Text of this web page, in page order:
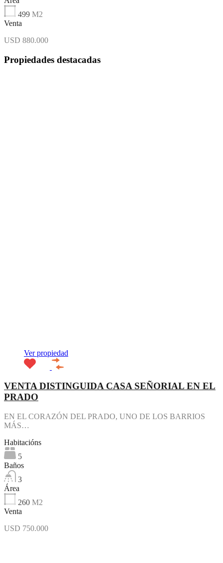
499 M2
Venta
USD 880.000
Propiedades destacadas
Ver propiedad
VENTA DISTINGUIDA CASA SEÑORIAL EN EL
PRADO
EN EL CORAZÓN DEL PRADO, UNO DE LOS BARRIOS
MÁS…
Habitacións
5
Baños
3
Área
260 M2
Venta
USD 750.000